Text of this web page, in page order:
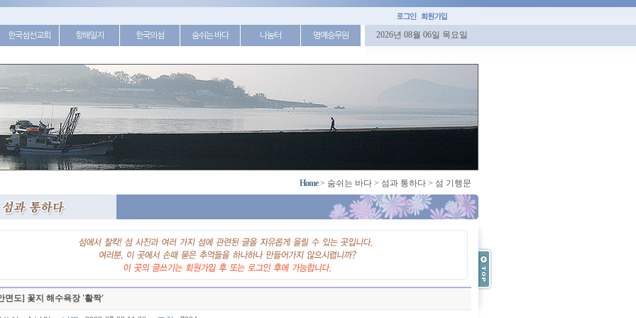
한국섬선교회 항해일지 한국의섬 숨쉬는 바다 나눔터 명예승무원 2026년 08월 06일 목요일
Home> 숨쉬는 바다 > 섬과 통하다 > 섬 기행문
면도] 꽃지 해수욕장 '활짝'